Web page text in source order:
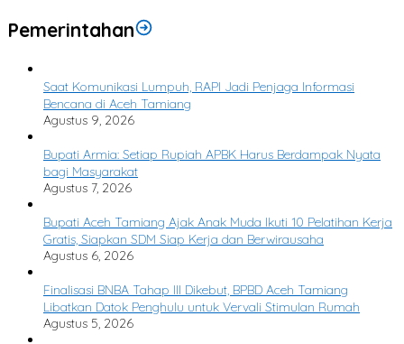
Pemerintahan
Saat Komunikasi Lumpuh, RAPI Jadi Penjaga Informasi
Bencana di Aceh Tamiang
Agustus 9, 2026
Bupati Armia: Setiap Rupiah APBK Harus Berdampak Nyata
bagi Masyarakat
Agustus 7, 2026
Bupati Aceh Tamiang Ajak Anak Muda Ikuti 10 Pelatihan Kerja
Gratis, Siapkan SDM Siap Kerja dan Berwirausaha
Agustus 6, 2026
Finalisasi BNBA Tahap III Dikebut, BPBD Aceh Tamiang
Libatkan Datok Penghulu untuk Vervali Stimulan Rumah
Agustus 5, 2026